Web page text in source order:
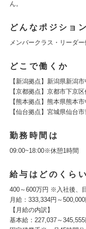
ん。
どんなポジショ
メンバークラス・リーダー
どこで働くか
【新潟拠点】新潟県新潟
【京都拠点】京都市下京
【熊本拠点】熊本県熊本
【仙台拠点】宮城県仙台
勤務時間は
09:00~18:00※休憩1時間
給与はどのくら
400～600万円 ※入社後、
月給：333,334円～500,000
【月給の内訳】
基本給：227,037～345,555